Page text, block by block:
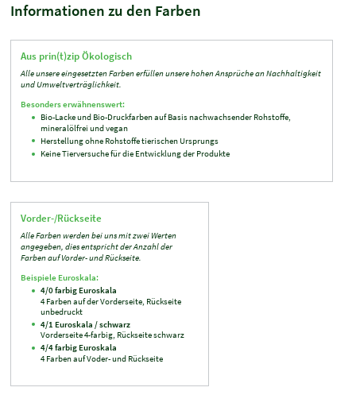
Informationen zu den Farben
Aus prin(t)zip Ökologisch
Alle unsere eingesetzten Farben erfüllen unsere hohen Ansprüche an Nachhaltigkeit
und Umweltverträglichkeit.
Besonders erwähnenswert:
Bio-​Lacke und Bio-​Druckfarben auf Basis nachwachsender Rohstoffe,
mineralölfrei und vegan
Herstellung ohne Rohstoffe tierischen Ursprungs
Keine Tierversuche für die Entwicklung der Produkte
Vorder-/Rückseite
Alle Farben werden bei uns mit zwei Werten
angegeben, dies entspricht der Anzahl der
Farben auf Vorder- und Rückseite.
Beispiele Euroskala:
4/0 farbig Euroskala
4 Farben auf der Vorderseite, Rückseite
unbedruckt
4/1 Euroskala / schwarz
Vorderseite 4-farbig, Rückseite schwarz
4/4 farbig Euroskala
4 Farben auf Voder- und Rückseite